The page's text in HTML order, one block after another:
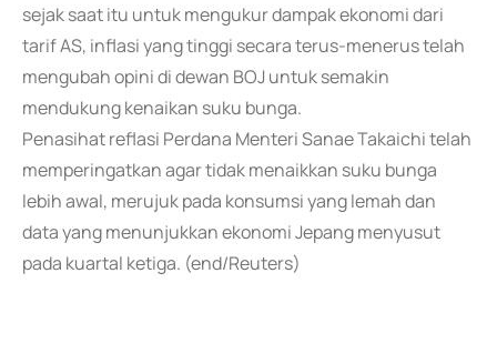
sejak saat itu untuk mengukur dampak ekonomi dari
tarif AS, inflasi yang tinggi secara terus-menerus telah
mengubah opini di dewan BOJ untuk semakin
mendukung kenaikan suku bunga.
Penasihat reflasi Perdana Menteri Sanae Takaichi telah
memperingatkan agar tidak menaikkan suku bunga
lebih awal, merujuk pada konsumsi yang lemah dan
data yang menunjukkan ekonomi Jepang menyusut
pada kuartal ketiga. (end/Reuters)